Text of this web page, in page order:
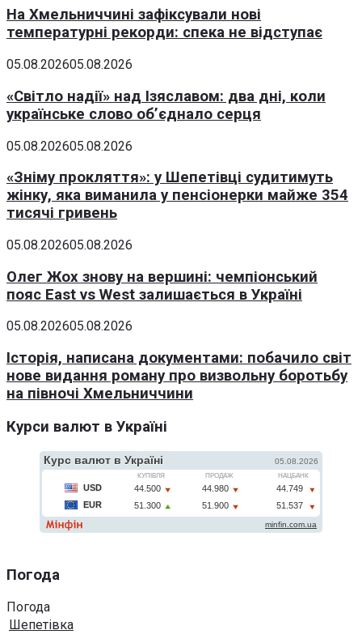
На Хмельниччині зафіксували нові
температурні рекорди: спека не відступає
05.08.202605.08.2026
«Світло надії» над Ізяславом: два дні, коли
українське слово об’єднало серця
05.08.202605.08.2026
«Зніму прокляття»: у Шепетівці судитимуть
жінку, яка виманила у пенсіонерки майже 354
тисячі гривень
05.08.202605.08.2026
Олег Жох знову на вершині: чемпіонський
пояс East vs West залишається в Україні
05.08.202605.08.2026
Історія, написана документами: побачило світ
нове видання роману про визвольну боротьбу
на півночі Хмельниччини
Курси валют в Україні
Погода
Погода
Шепетівка